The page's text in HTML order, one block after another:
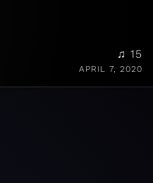
♫ 15
APRIL 7, 2020